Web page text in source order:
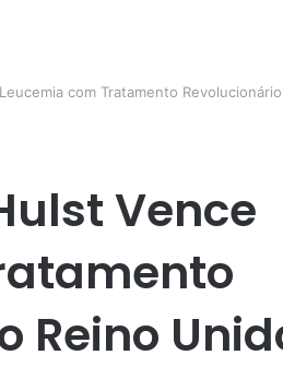
com Tratamento
Vence
Reino